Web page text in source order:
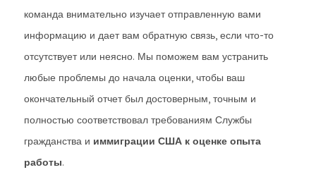
команда внимательно изучает отправленную вами
информацию и дает вам обратную связь, если что-то
отсутствует или неясно. Мы поможем вам устранить
любые проблемы до начала оценки, чтобы ваш
окончательный отчет был достоверным, точным и
полностью соответствовал требованиям Службы
гражданства и иммиграции США к оценке опыта
работы.